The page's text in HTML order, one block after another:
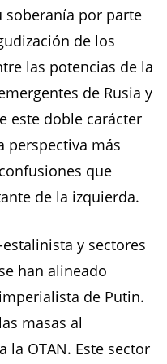
soberanía por parte
de los
las potencias de la
de Rusia y
este doble carácter
perspectiva más
que
de la izquierda.
y sectores
han alineado
de Putin.
masas al
la OTAN. Este sector